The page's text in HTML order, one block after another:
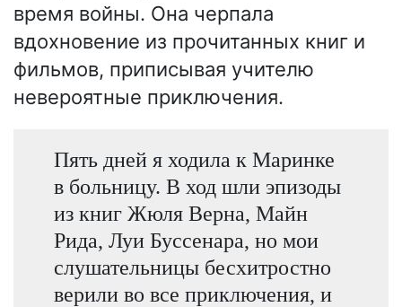
время войны. Она черпала
вдохновение из прочитанных книг и
фильмов, приписывая учителю
невероятные приключения.
Пять дней я ходила к Маринке
в больницу. В ход шли эпизоды
из книг Жюля Верна, Майн
Рида, Луи Буссенара, но мои
слушательницы бесхитростно
верили во все приключения, и